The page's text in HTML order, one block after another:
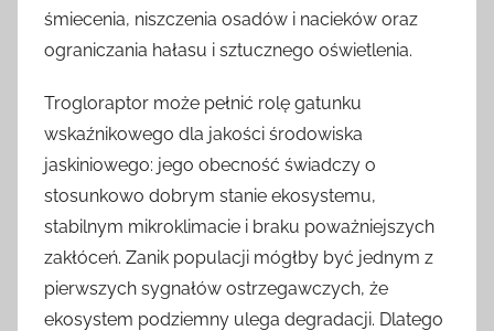
śmiecenia, niszczenia osadów i nacieków oraz
ograniczania hałasu i sztucznego oświetlenia.
Trogloraptor może pełnić rolę gatunku
wskaźnikowego dla jakości środowiska
jaskiniowego: jego obecność świadczy o
stosunkowo dobrym stanie ekosystemu,
stabilnym mikroklimacie i braku poważniejszych
zakłóceń. Zanik populacji mógłby być jednym z
pierwszych sygnałów ostrzegawczych, że
ekosystem podziemny ulega degradacji. Dlatego